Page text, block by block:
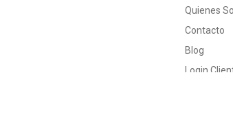
Quienes
Contacto
Blog
Login